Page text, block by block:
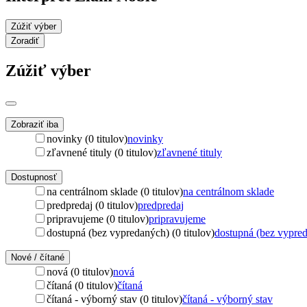
Zúžiť výber
Zoradiť
Zúžiť výber
Zobraziť iba
novinky (0 titulov)novinky
zľavnené tituly (0 titulov)zľavnené tituly
Dostupnosť
na centrálnom sklade (0 titulov)na centrálnom sklade
predpredaj (0 titulov)predpredaj
pripravujeme (0 titulov)pripravujeme
dostupná (bez vypredaných) (0 titulov)dostupná (bez
Nové / čítané
nová (0 titulov)nová
čítaná (0 titulov)čítaná
čítaná - výborný stav (0 titulov)čítaná - výborný stav